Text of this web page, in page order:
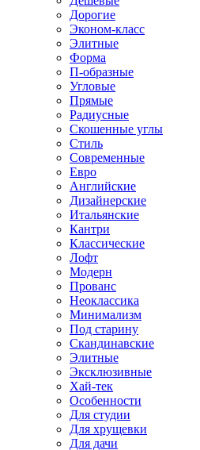
Дорогие
Эконом-класс
Элитные
Форма
П-образные
Угловые
Прямые
Радиусные
Скошенные углы
Стиль
Современные
Евро
Английские
Дизайнерские
Итальянские
Кантри
Классические
Лофт
Модерн
Прованс
Неоклассика
Минимализм
Под старину
Скандинавские
Элитные
Эксклюзивные
Хай-тек
Особенности
Для студии
Для хрущевки
Для дачи